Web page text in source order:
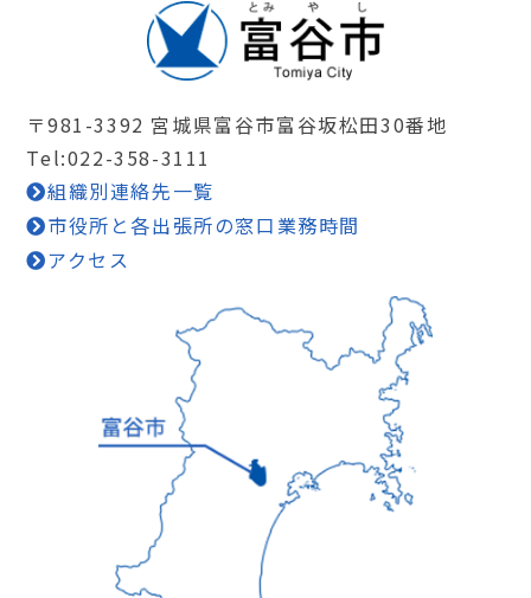
〒981-3392 宮城県富谷市富谷坂松田30番地
Tel:022-358-3111
組織別連絡先一覧
市役所と各出張所の窓口業務時間
アクセス